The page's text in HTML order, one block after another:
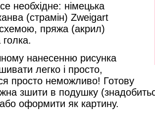
необхідне: німецька
(страмін) Zweigart
пряжа (акрил)
голка.
нанесенню рисунка
легко і просто,
просто неможливо! Готову
зшити в подушку
оформити як картину.